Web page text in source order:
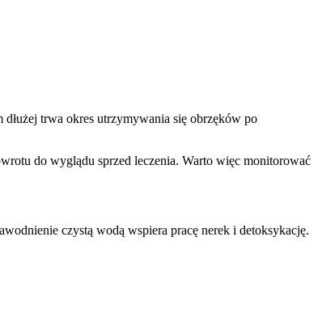
trwa okres utrzymywania się obrzęków po
do wyglądu sprzed leczenia. Warto więc monitorować
czystą wodą wspiera pracę nerek i detoksykację.